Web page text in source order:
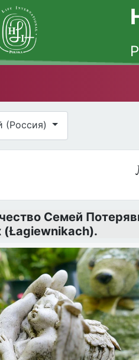
(Россия)
Семей
(Łagiewnikach).